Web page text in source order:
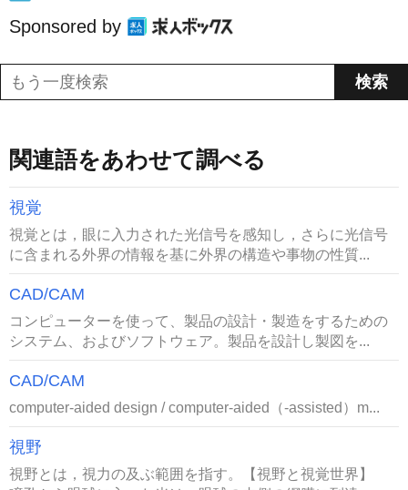
Sponsored by
関連語をあわせて調べる
視覚
視覚とは，眼に入力された光信号を感知し，さらに光信号
に含まれる外界の情報を基に外界の構造や事物の性質...
CAD/CAM
コンピューターを使って、製品の設計・製造をするための
システム、およびソフトウェア。製品を設計し製図を...
CAD/CAM
computer-aided design / computer-aided（-assisted）m...
視野
視野とは，視力の及ぶ範囲を指す。【視野と視覚世界】